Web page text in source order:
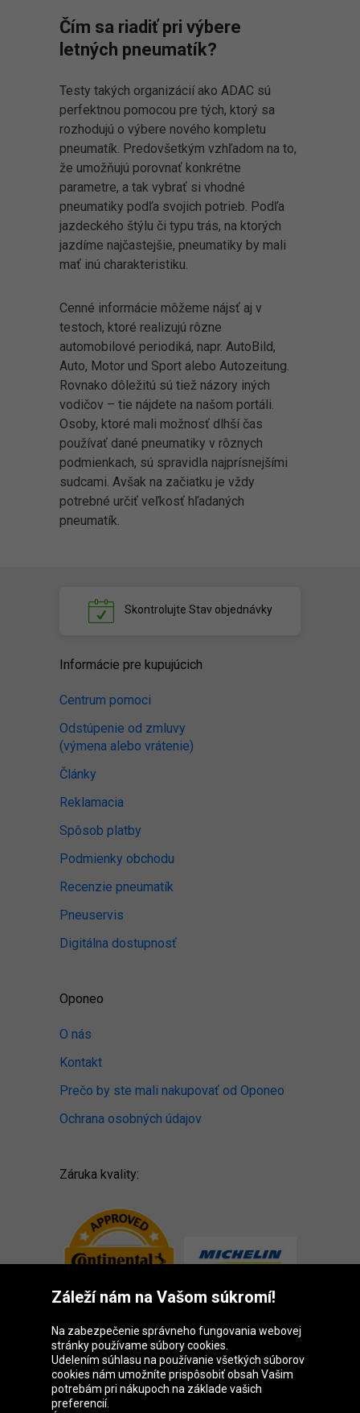
Čím sa riadiť pri výbere
letných pneumatík?
Testy takých organizácií ako ADAC sú
perfektnou pomocou pre tých, ktorý sa
rozhodujú o výbere nového kompletu
pneumatík. Predovšetkým vzhľadom na to,
že umožňujú porovnať konkrétne
parametre, a tak vybrať si vhodné
pneumatiky podľa svojich potrieb. Podľa
jazdeckého štýlu či typu trás, na ktorých
jazdíme najčastejšie, pneumatiky by mali
mať inú charakteristiku.
Cenné informácie môžeme nájsť aj v
testoch, ktoré realizujú rôzne
automobilové periodiká, napr. AutoBild,
Auto, Motor und Sport alebo Autozeitung.
Rovnako dôležitú sú tiež názory iných
vodičov – tie nájdete na našom portáli.
Osoby, ktoré mali možnosť dlhší čas
používať dané pneumatiky v rôznych
podmienkach, sú spravidla najprísnejšími
sudcami. Avšak na začiatku je vždy
potrebné určiť veľkosť hľadaných
pneumatík.
Skontrolujte Stav objednávky
Informácie pre kupujúcich
Centrum pomoci
Odstúpenie od zmluvy
(výmena alebo vrátenie)
Články
Reklamacia
Spôsob platby
Podmienky obchodu
Recenzie pneumatík
Pneuservis
Digitálna dostupnosť
Oponeo
O nás
Kontakt
Prečo by ste mali nakupovať od Oponeo
Ochrana osobných údajov
Záruka kvality:
Skupina Oponeo
Záleží nám na Vašom súkromí!
Na zabezpečenie správneho fungovania webovej
stránky používame súbory cookies.
Udelením súhlasu na používanie všetkých súborov
cookies nám umožníte prispôsobiť obsah Vašim
potrebám pri nákupoch na základe vašich
preferencií.